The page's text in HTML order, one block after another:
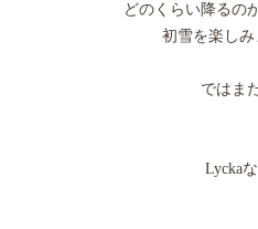
どのくらい降るの
初雪を楽しみ
ではま
Lycka